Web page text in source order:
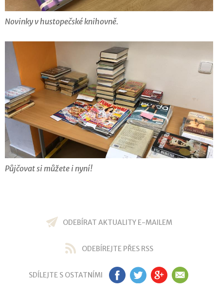
Novinky v hustopečské knihovně.
Půjčovat si můžete i nyní!
ODEBÍRAT AKTUALITY E-MAILEM
ODEBÍREJTE PŘES RSS
SDÍLEJTE S OSTATNÍMI FB TW GP EM